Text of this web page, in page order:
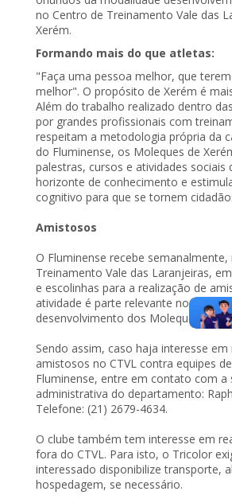
no Centro de Treinamento Vale das
Xerém.
Formando mais do que atletas:
"Faça uma pessoa melhor, que
melhor". O propósito de Xerém é
Além do trabalho realizado dentro
por grandes profissionais com
respeitam a metodologia própria da
do Fluminense, os Moleques de
palestras, cursos e atividades sociais
horizonte de conhecimento e
cognitivo para que se tornem
Amistosos
O Fluminense recebe
Treinamento Vale das Laranjeiras,
e escolinhas para a realização de
atividade é parte relevante no
desenvolvimento dos Moleques de
Sendo assim, caso haja interesse em
amistosos no CTVL contra equipes
Fluminense, entre em contato com a
administrativa do departamento:
Telefone: (21) 2679-4634.
O clube também tem interesse em
fora do CTVL. Para isto, o Tricolor
interessado disponibilize transporte,
hospedagem, se necessário.